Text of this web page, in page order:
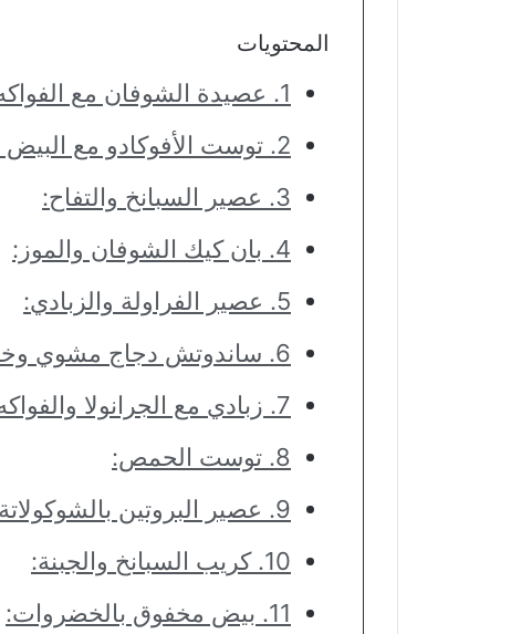
المحتويات
1. عصيدة الشوفان مع الفواكه:
2. توست الأفوكادو مع البيض المسلوق:
3. عصير السبانخ والتفاح:
4. بان كيك الشوفان والموز:
5. عصير الفراولة والزبادي:
6. ساندوتش دجاج مشوي وخضار:
7. زبادي مع الجرانولا والفواكه المجففة:
8. توست الحمص:
9. عصير البروتين بالشوكولاتة:
10. كريب السبانخ والجبنة:
11. بيض مخفوق بالخضروات: